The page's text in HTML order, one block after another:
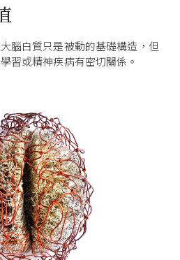
腦白質只是被動的基礎構造，但
習或精神疾病有密切關係。